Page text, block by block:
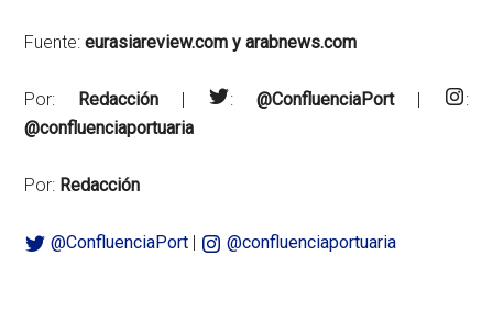
Fuente:eurasiareview.com y arabnews.com
Por: Redacción | : @ConfluenciaPort|
:
@confluenciaportuaria
Por: Redacción
@ConfluenciaPort | @confluenciaportuaria